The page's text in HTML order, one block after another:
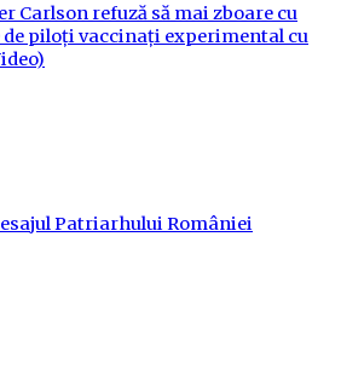
Carlson refuză să mai zboare cu
piloți vaccinați experimental cu
Patriarhului României